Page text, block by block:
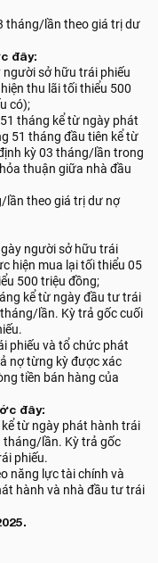
tháng/lần theo giá trị dư
đây:
người sở hữu trái phiếu
thu lãi tối thiểu 500
có);
tháng kể từ ngày phát
51 tháng đầu tiên kể từ
kỳ 03 tháng/lần trong
thuận giữa nhà đầu
lần theo giá trị dư nợ
người sở hữu trái
hiện mua lại tối thiểu 05
500 triệu đồng;
kể từ ngày đầu tư trái
lần. Kỳ trả gốc cuối
phiếu và tổ chức phát
nợ từng kỳ được xác
tiền bán hàng của
đây:
từ ngày phát hành trái
tháng/lần. Kỳ trả gốc
phiếu.
năng lực tài chính và
hành và nhà đầu tư trái